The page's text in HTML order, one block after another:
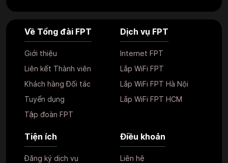
Về Tổng đài FPT
Giới thiệu
Liên kết Thành viên
Khách hàng Đối tác
Tuyển dụng
Tập đoàn FPT
Dịch vụ FPT
Internet FPT
Lắp WiFi FPT
Lắp WiFi FPT Hà Nội
Lắp WiFi FPT HCM
Tiện ích
Đăng ký dịch vụ
Điều khoản
Liên hệ